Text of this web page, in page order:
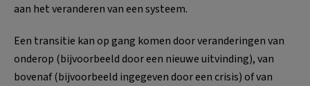
aan het veranderen van een systeem.
Een transitie kan op gang komen door veranderingen van
onderop (bijvoorbeeld door een nieuwe uitvinding), van
bovenaf (bijvoorbeeld ingegeven door een crisis) of van